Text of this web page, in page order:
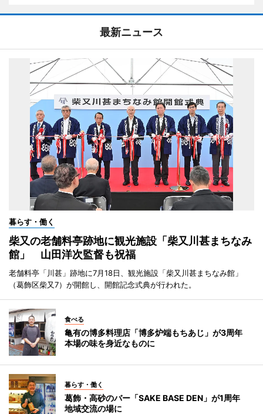
最新ニュース
暮らす・働く
柴又の老舗料亭跡地に観光施設「柴又川甚まちなみ
館」 山田洋次監督も祝福
老舗料亭「川甚」跡地に7月18日、観光施設「柴又川甚まちなみ館」
（葛飾区柴又7）が開館し、開館記念式典が行われた。
食べる
亀有の博多料理店「博多炉端もちあじ」が3周年
本場の味を身近なものに
暮らす・働く
葛飾・高砂のバー「SAKE BASE DEN」が1周年
地域交流の場に